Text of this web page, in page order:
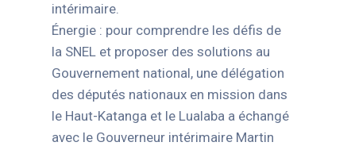
intérimaire.
Énergie : pour comprendre les défis de
la SNEL et proposer des solutions au
Gouvernement national, une délégation
des députés nationaux en mission dans
le Haut-Katanga et le Lualaba a échangé
avec le Gouverneur intérimaire Martin